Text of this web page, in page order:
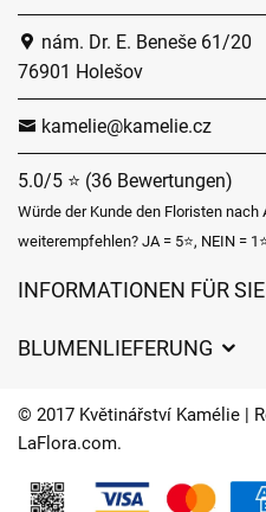
nám. Dr. E. Beneše 61/20
76901 Holešov
kamelie@kamelie.cz
5.0/5 ⭐ (36 Bewertungen)
Würde der Kunde den Floristen
weiterempfehlen? JA = 5⭐, NEIN =
INFORMATIONEN FÜR SIE
Lieferzeiten für Blumen –
BLUMENLIEFERUNG
Wohin wir Blumen liefern
Kontakt
© 2017 Květinářství Kamélie |
LaFlora.com.